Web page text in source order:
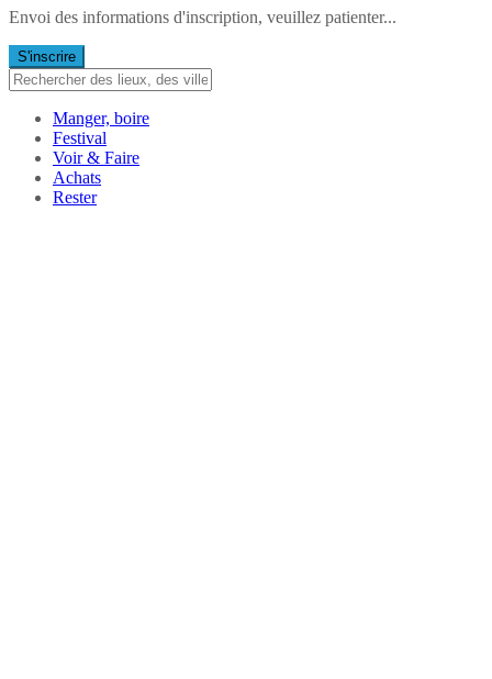
Envoi des informations d'inscription, veuillez patienter...
S'inscrire
Manger, boire
Festival
Voir & Faire
Achats
Rester